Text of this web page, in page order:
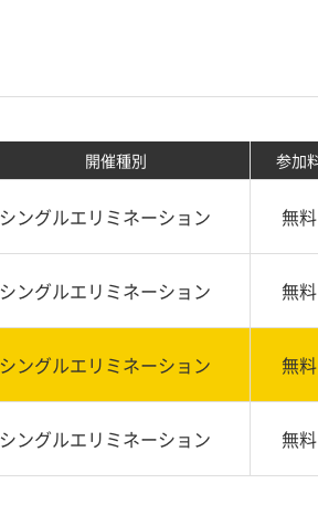
開催種別 参加
シングルエリミネーション 無料
シングルエリミネーション 無料
シングルエリミネーション 無料
シングルエリミネーション 無料